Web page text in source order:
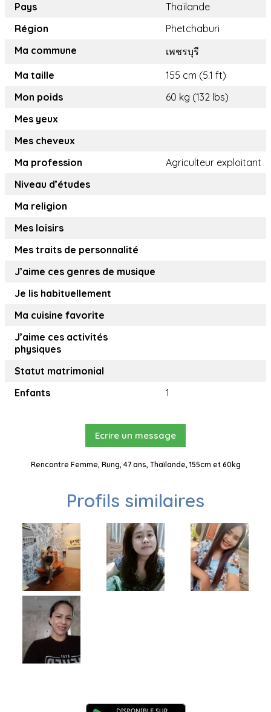
Pays
Thaïlande
Région
Phetchaburi
Ma commune
เพชรบุรี
Ma taille
155 cm (5.1 ft)
Mon poids
60 kg (132 lbs)
Mes yeux
Mes cheveux
Ma profession
Agriculteur exploitant
Niveau d’études
Ma religion
Mes loisirs
Mes traits de personnalité
J’aime ces genres de musique
Je lis habituellement
Ma cuisine favorite
J’aime ces activités
physiques
Statut matrimonial
Enfants
1
Ecrire un message
Rencontre Femme, Rung, 47 ans, Thaïlande, 155cm et 60kg
Profils similaires